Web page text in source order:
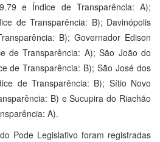
e Índice de Transparência: A);
de Transparência: B); Davinópolis
B); Governador Edison
de Transparência: A); São João do
de Transparência: B); São José dos
de Transparência: B); Sítio Novo
B) e Sucupira do Riachão
A).
Pode Legislativo foram registradas